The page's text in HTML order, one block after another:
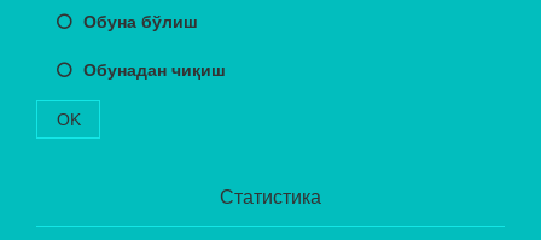
Обуна бўлиш
Обунадан чиқиш
OK
Статистика